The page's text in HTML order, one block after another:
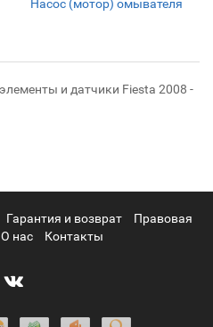
Насос (мотор) омывателя
и датчики Fiesta 2008 -
Гарантия и возврат
Правовая
О нас Контакты